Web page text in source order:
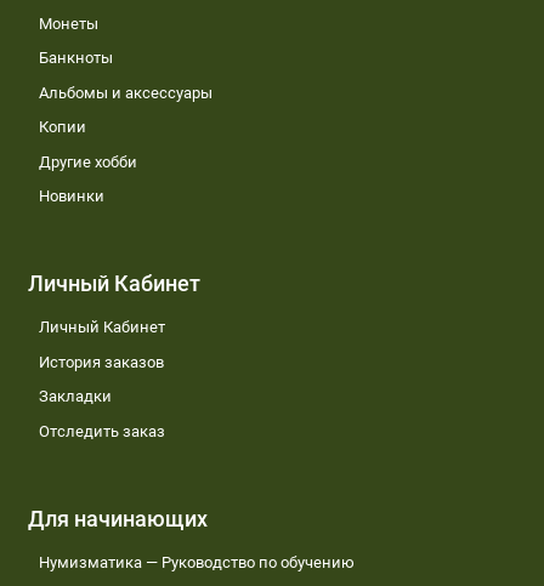
Монеты
Банкноты
Альбомы и аксессуары
Копии
Другие хобби
Новинки
Личный Кабинет
Личный Кабинет
История заказов
Закладки
Отследить заказ
Для начинающих
Нумизматика — Руководство по обучению